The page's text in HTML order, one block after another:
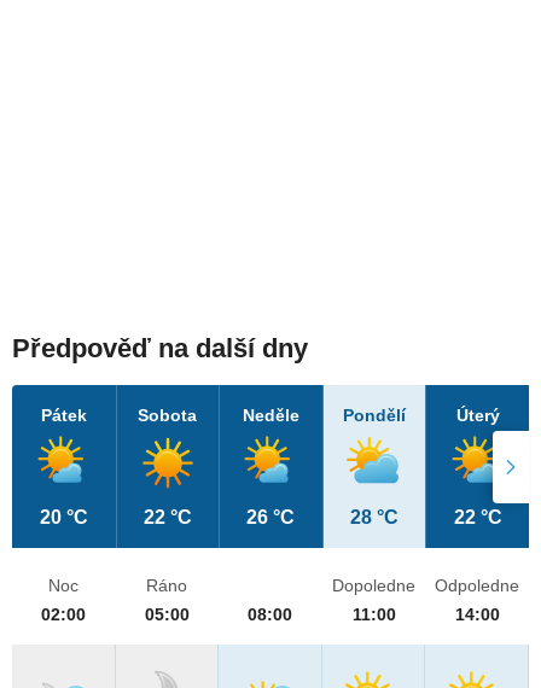
Předpověď na další dny
Pátek
20 °C
Sobota
22 °C
Neděle
26 °C
Pondělí
28 °C
Úterý
22 °C
Noc
02:00
Ráno
05:00
08:00
Dopoledne
11:00
Odpoledne
14:00